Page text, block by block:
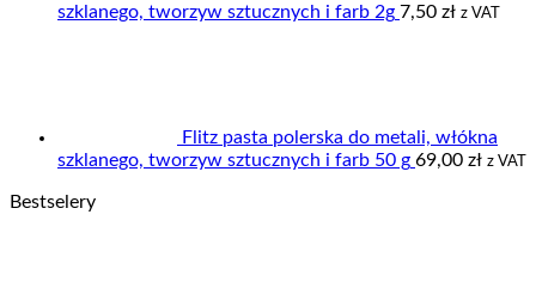
szklanego, tworzyw sztucznych i farb 2g 7,50 zł z VAT
Flitz pasta polerska do metali, włókna
szklanego, tworzyw sztucznych i farb 50 g 69,00 zł z VAT
Bestselery